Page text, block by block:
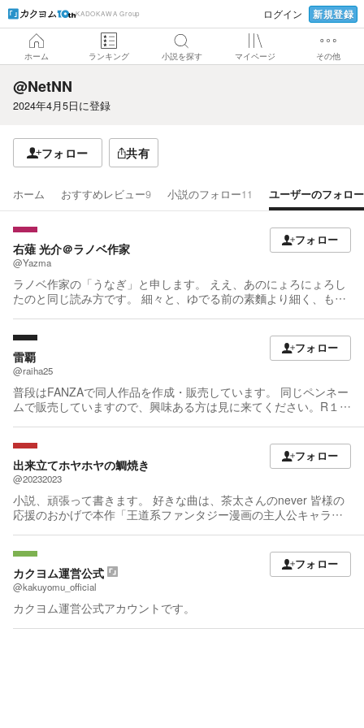
KADOKAWA Group ログイン 新規登録
ホーム ランキング 小説を探す マイページ その他
@NetNN
2024年4月5日に登録
フォロー 共有
ホーム おすすめレビュー9 小説のフォロー11 ユーザーのフォロー
右薙 光介＠ラノベ作家
@Yazma
ラノベ作家の「うなぎ」と申します。 ええ、あのにょろにょろし
たのと同じ読み方です。 細々と、ゆでる前の素麵より細く、もろ
MMORPGにどっぷりはまってしまった人生落伍者直下コースから
何とかはい出そうとする俗人でございます。 まだまだではござい
ますが、プロ作家の末席に名を連ねております。 どうぞ、お見知
りおきを。 【既刊】 アルファポリス『落ちこぼれ☆１魔法使い
は、今日も無意識にチートを使う』１～10 TOブックス『レムシ
ータ・ブレイブス・オンライン』１～２ HJノベルス『追放戦士の
バール無双〝ＳＩＭＰＬＥ殴打2000〟 ～狂化スキルで成り上がる
バールのバールによるバールのための英雄譚～』１～２ 『Aラン
クパーティを離脱した俺は、元教え子たちと迷宮深部を目指す』
１～３ 『現代転生した元魔王は穏やかな陰キャライフを送りた
フォロー
雷覇
@raiha25
普段はFANZAで同人作品を作成・販売しています。 同じペンネー
ムで販売していますので、興味ある方は見に来てください。R１８
フォロー
出来立てホヤホヤの鯛焼き
@20232023
小説、頑張って書きます。 好きな曲は、茶太さんのnever 皆様の
応援のおかげで本作「王道系ファンタジー漫画の主人公キャラに
が……〜」が、MFブックス様より、8/25に書籍化することが決定
しました。 それに伴い題名が、 「俺は勇者に向いていない 〜主
人公を譲ってあげたら世界が滅亡しかけてるんだが……〜」と変
わりました。
フォロー
カクヨム運営公式
@kakuyomu_official
カクヨム運営公式アカウントです。
フォロー